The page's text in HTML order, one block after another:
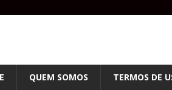
QUEM SOMOS TERMOS DE